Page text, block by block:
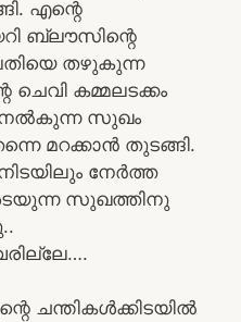
എന്റെ
ബ്ലൗസിന്റെ
തഴുകുന്ന
കമ്മലടക്കം
നൽകുന്ന സുഖം
മറക്കാൻ തുടങ്ങി.
നേർത്ത
സുഖത്തിനു
ചന്തികൾക്കിടയിൽ